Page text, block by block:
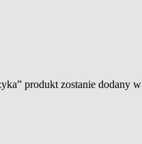
produkt zostanie